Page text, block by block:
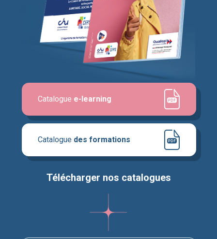
Télécharger nos catalogues
Catalogue des formations
Catalogue e-learning